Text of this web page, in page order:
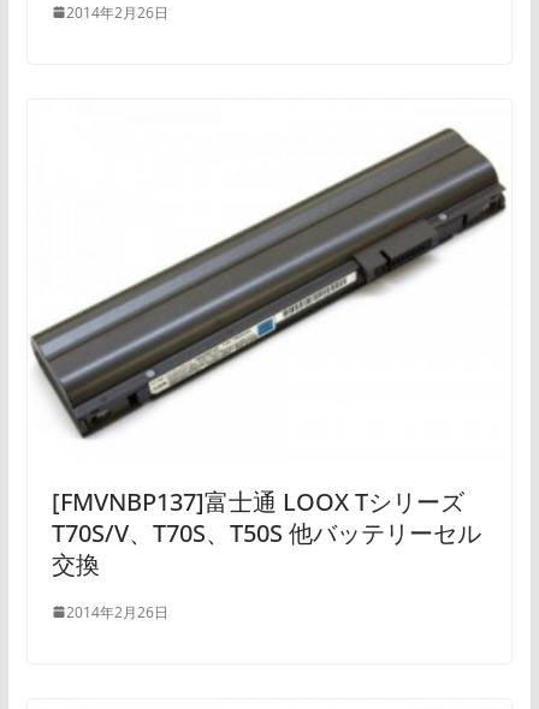
2014年2月26日
[FMVNBP137]富士通 LOOX Tシリーズ
T70S/V、T70S、T50S 他バッテリーセル
交換
2014年2月26日